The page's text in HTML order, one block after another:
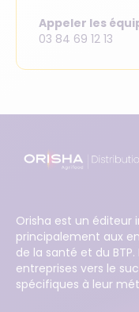
Appeler les
03 84 69 12 13
Orisha est un éditeur
principalement aux
de la santé et du
entreprises vers le
spécifiques à leur